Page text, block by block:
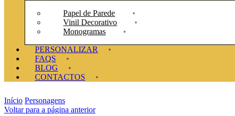
Papel de Parede
Vinil Decorativo
Monogramas
PERSONALIZAR
FAQS
BLOG
CONTACTOS
Início Personagens
Voltar para a página anterior